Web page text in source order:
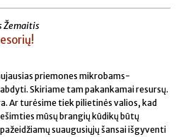
Žemaitis
priemones mikrobams-
Skiriame tam pakankamai resursų.
Ar turėsime tiek pilietinės valios, kad
mūsų brangių kūdikų būtų
suaugusiųjų šansai išgyventi